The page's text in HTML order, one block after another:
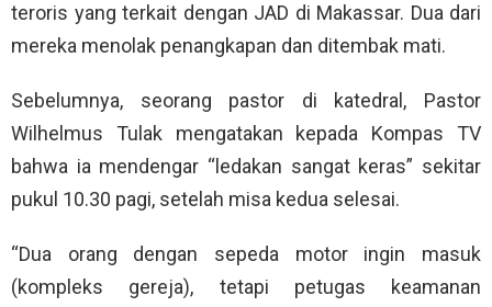
teroris yang terkait dengan JAD di Makassar. Dua dari
mereka menolak penangkapan dan ditembak mati.
Sebelumnya, seorang pastor di katedral, Pastor
Wilhelmus Tulak mengatakan kepada Kompas TV
bahwa ia mendengar “ledakan sangat keras” sekitar
pukul 10.30 pagi, setelah misa kedua selesai.
“Dua orang dengan sepeda motor ingin masuk
(kompleks gereja), tetapi petugas keamanan